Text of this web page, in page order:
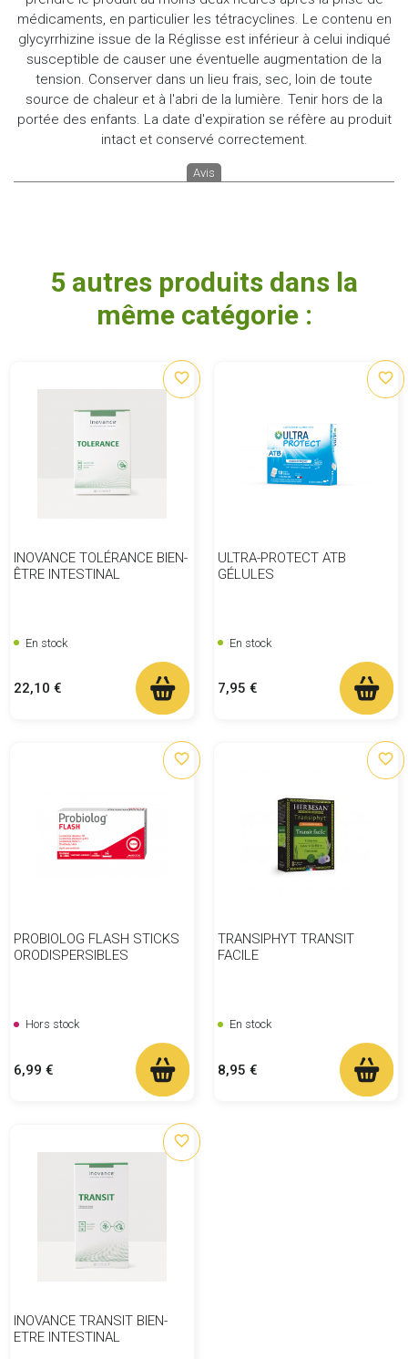
médicaments, en particulier les tétracyclines. Le contenu en
glycyrrhizine issue de la Réglisse est inférieur à celui indiqué
susceptible de causer une éventuelle augmentation de la
tension. Conserver dans un lieu frais, sec, loin de toute
source de chaleur et à l'abri de la lumière. Tenir hors de la
portée des enfants. La date d'expiration se réfère au produit
intact et conservé correctement.
Avis
5 autres produits dans la
même catégorie :
INOVANCE TOLÉRANCE BIEN-
ÊTRE INTESTINAL
favorite_border
En stock
Prix
22,10 €
ULTRA-PROTECT ATB
GÉLULES
favorite_border
En stock
Prix
7,95 €
PROBIOLOG FLASH STICKS
ORODISPERSIBLES
favorite_border
Hors stock
Prix
6,99 €
TRANSIPHYT TRANSIT
FACILE
favorite_border
En stock
Prix
8,95 €
INOVANCE TRANSIT BIEN-
ETRE INTESTINAL
favorite_border